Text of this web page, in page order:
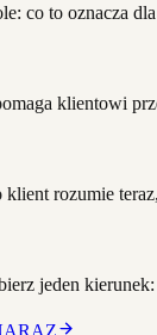
co to oznacza
klientowi
rozumie
jeden